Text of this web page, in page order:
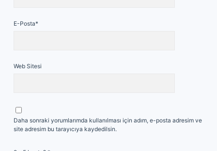
E-Posta*
Web Sitesi
Daha sonraki yorumlarımda kullanılması için adım, e-posta adresim ve
site adresim bu tarayıcıya kaydedilsin.